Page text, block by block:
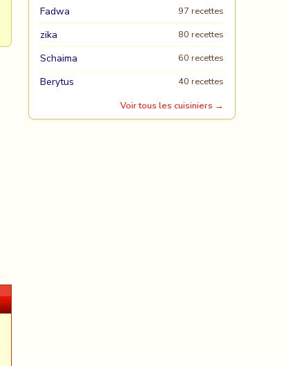
Fadwa 97 recettes
zika 80 recettes
Schaima 60 recettes
Berytus
40 recettes
Voir tous les cuisiniers →